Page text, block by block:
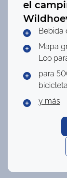
el
Bebida
Mapa
Loo
para
y más